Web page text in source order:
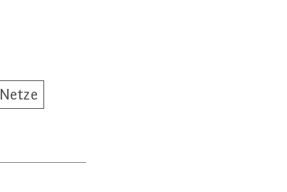
Netze